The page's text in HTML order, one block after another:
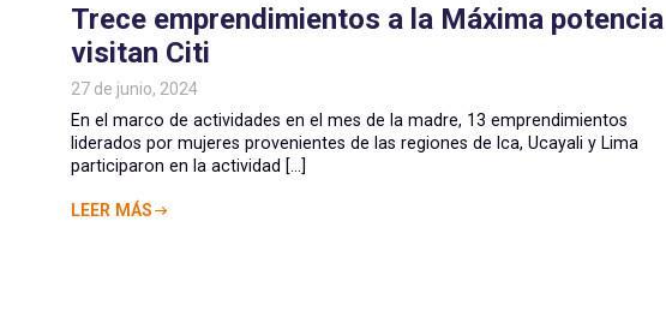
Trece emprendimientos a la Máxima potencia
visitan Citi
27 de junio, 2024
En el marco de actividades en el mes de la madre, 13 emprendimientos
liderados por mujeres provenientes de las regiones de Ica, Ucayali y Lima
participaron en la actividad [...]
LEER MÁS